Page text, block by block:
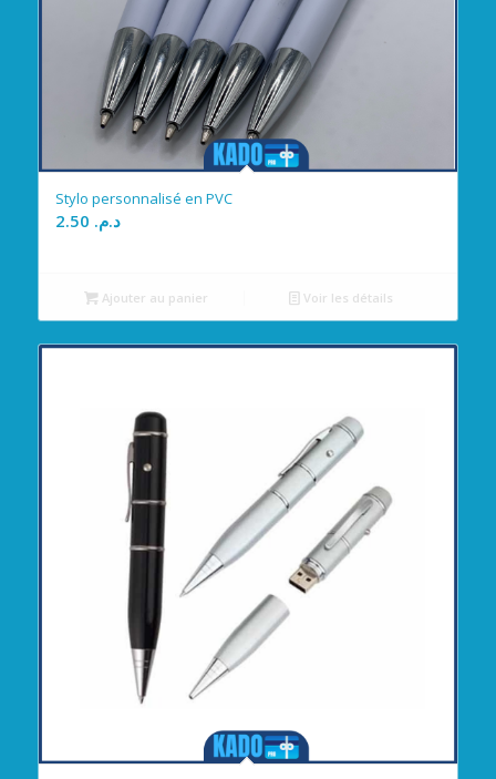
Stylo personnalisé en PVC
د.م.
Ajouter au panier Voir les détails